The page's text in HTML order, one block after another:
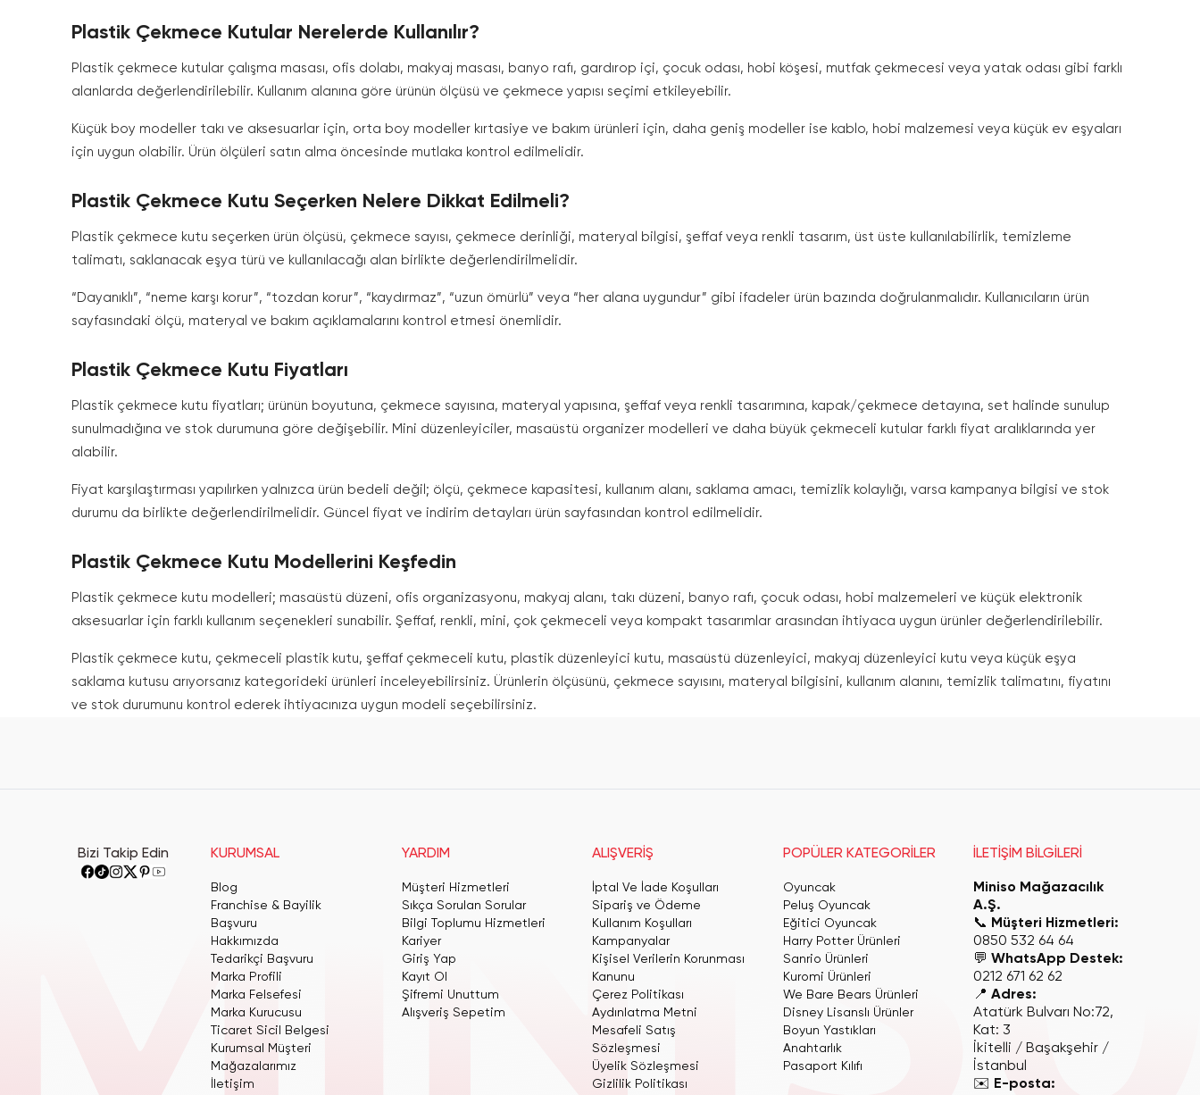
Plastik Çekmece Kutular Nerelerde Kullanılır?
Plastik çekmece kutular çalışma masası, ofis dolabı, makyaj masası, banyo rafı, gardırop içi, çocuk odası, hobi köşesi, mutfak çekmecesi veya yatak odası gibi farklı
alanlarda değerlendirilebilir. Kullanım alanına göre ürünün ölçüsü ve çekmece yapısı seçimi etkileyebilir.
Küçük boy modeller takı ve aksesuarlar için, orta boy modeller kırtasiye ve bakım ürünleri için, daha geniş modeller ise kablo, hobi malzemesi veya küçük ev eşyaları
için uygun olabilir. Ürün ölçüleri satın alma öncesinde mutlaka kontrol edilmelidir.
Plastik Çekmece Kutu Seçerken Nelere Dikkat Edilmeli?
Plastik çekmece kutu seçerken ürün ölçüsü, çekmece sayısı, çekmece derinliği, materyal bilgisi, şeffaf veya renkli tasarım, üst üste kullanılabilirlik, temizleme
talimatı, saklanacak eşya türü ve kullanılacağı alan birlikte değerlendirilmelidir.
“Dayanıklı”, “neme karşı korur”, “tozdan korur”, “kaydırmaz”, “uzun ömürlü” veya “her alana uygundur” gibi ifadeler ürün bazında doğrulanmalıdır. Kullanıcıların ürün
sayfasındaki ölçü, materyal ve bakım açıklamalarını kontrol etmesi önemlidir.
Plastik Çekmece Kutu Fiyatları
Plastik çekmece kutu fiyatları; ürünün boyutuna, çekmece sayısına, materyal yapısına, şeffaf veya renkli tasarımına, kapak/çekmece detayına, set halinde sunulup
sunulmadığına ve stok durumuna göre değişebilir. Mini düzenleyiciler, masaüstü organizer modelleri ve daha büyük çekmeceli kutular farklı fiyat aralıklarında yer
alabilir.
Fiyat karşılaştırması yapılırken yalnızca ürün bedeli değil; ölçü, çekmece kapasitesi, kullanım alanı, saklama amacı, temizlik kolaylığı, varsa kampanya bilgisi ve stok
durumu da birlikte değerlendirilmelidir. Güncel fiyat ve indirim detayları ürün sayfasından kontrol edilmelidir.
Plastik Çekmece Kutu Modellerini Keşfedin
Plastik çekmece kutu modelleri; masaüstü düzeni, ofis organizasyonu, makyaj alanı, takı düzeni, banyo rafı, çocuk odası, hobi malzemeleri ve küçük elektronik
aksesuarlar için farklı kullanım seçenekleri sunabilir. Şeffaf, renkli, mini, çok çekmeceli veya kompakt tasarımlar arasından ihtiyaca uygun ürünler değerlendirilebilir.
Plastik çekmece kutu, çekmeceli plastik kutu, şeffaf çekmeceli kutu, plastik düzenleyici kutu, masaüstü düzenleyici, makyaj düzenleyici kutu veya küçük eşya
saklama kutusu arıyorsanız kategorideki ürünleri inceleyebilirsiniz. Ürünlerin ölçüsünü, çekmece sayısını, materyal bilgisini, kullanım alanını, temizlik talimatını, fiyatını
ve stok durumunu kontrol ederek ihtiyacınıza uygun modeli seçebilirsiniz.
Bizi Takip Edin KURUMSAL
Blog
Franchise & Bayilik
Başvuru
Hakkımızda
Tedarikçi Başvuru
Marka Profili
Marka Felsefesi
Marka Kurucusu
Ticaret Sicil Belgesi
Kurumsal Müşteri
Mağazalarımız
İletişim
YARDIM
Müşteri Hizmetleri
Sıkça Sorulan Sorular
Bilgi Toplumu Hizmetleri
Kariyer
Giriş Yap
Kayıt Ol
Şifremi Unuttum
Alışveriş Sepetim
ALIŞVERİŞ
İptal Ve İade Koşulları
Sipariş ve Ödeme
Kullanım Koşulları
Kampanyalar
Kişisel Verilerin Korunması
Kanunu
Çerez Politikası
Aydınlatma Metni
Mesafeli Satış
Sözleşmesi
Üyelik Sözleşmesi
Gizlilik Politikası
POPÜLER KATEGORİLER
Oyuncak
Peluş Oyuncak
Eğitici Oyuncak
Harry Potter Ürünleri
Sanrio Ürünleri
Kuromi Ürünleri
We Bare Bears Ürünleri
Disney Lisanslı Ürünler
Boyun Yastıkları
Anahtarlık
Pasaport Kılıfı
İLETİŞİM BİLGİLERİ
Miniso Mağazacılık
A.Ş.
📞 Müşteri Hizmetleri:
0850 532 64 64
💬WhatsApp Destek:
0212 671 62 62
📍Adres:
Atatürk Bulvarı No:72,
Kat: 3
İkitelli / Başakşehir /
İstanbul
✉️ E-posta: